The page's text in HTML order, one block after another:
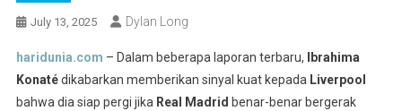
July 13, 2025 Dylan Long
haridunia.com – Dalam beberapa laporan terbaru,
Ibrahima
Konatédikabarkan memberikan sinyal kuat kepada Liverpool
bahwa dia siap pergi jika Real Madrid benar-benar bergerak